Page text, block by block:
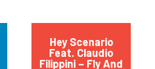
Hey Scenario
Feat. Claudio
Filippini – Fly And